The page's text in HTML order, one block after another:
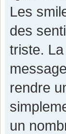
Les
des
triste.
rendre
un